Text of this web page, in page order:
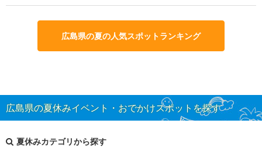
広島県の夏の人気スポットランキング
広島県の夏休みイベント・おでかけスポットを探す
夏休みカテゴリから探す